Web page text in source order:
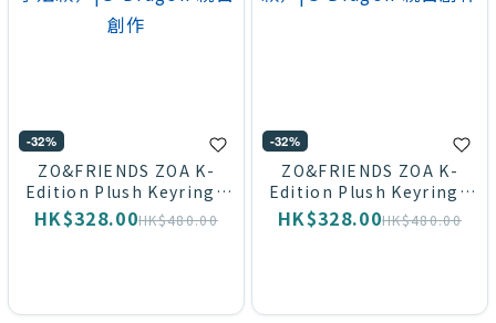
-32%
ZO&FRIENDS ZOA K-
Edition Plush Keyring |
ZOA 韓服公仔匙扣（貴族小
姐款）|G-Dragon 親自創
HK$328.00HK$480.00
-32%
ZO&FRIENDS ZOA K-
Edition Plush Keyring |
ZOA 韓服公仔匙扣（書生
款）|G-Dragon 親自創作
HK$328.00HK$480.00